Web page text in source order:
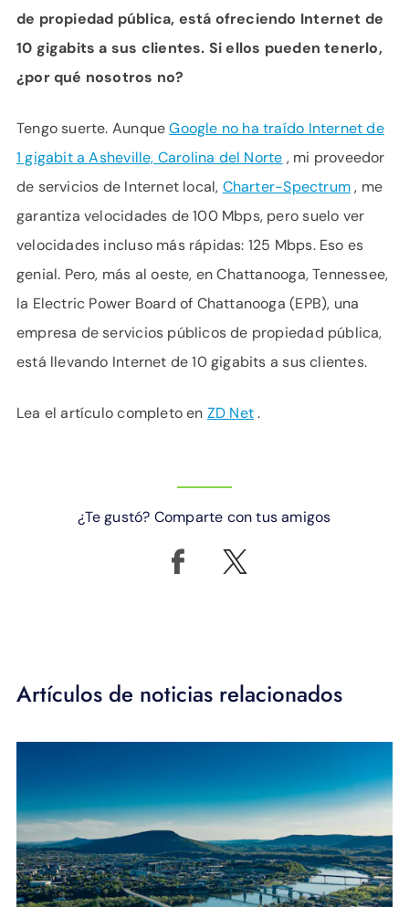
de propiedad pública, está ofreciendo Internet de
10 gigabits a sus clientes. Si ellos pueden tenerlo,
¿por qué nosotros no?
Tengo suerte. AunqueGoogle no ha traído Internet de
1 gigabit a Asheville, Carolina del Norte , mi proveedor
de servicios de Internet local, Charter-Spectrum, me
garantiza velocidades de 100 Mbps, pero suelo ver
velocidades incluso más rápidas: 125 Mbps. Eso es
genial. Pero, más al oeste, en Chattanooga, Tennessee,
la Electric Power Board of Chattanooga (EPB), una
empresa de servicios públicos de propiedad pública,
está llevando Internet de 10 gigabits a sus clientes.
Lea el artículo completo en ZD Net.
¿Te gustó? Comparte con tus amigos
Artículos de noticias relacionados